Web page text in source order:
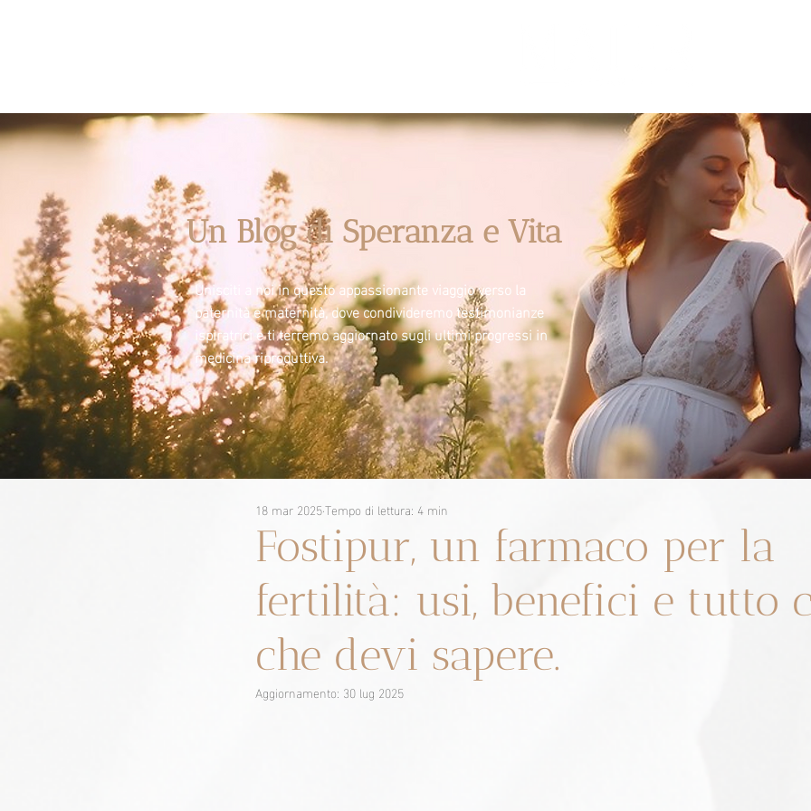
Un Blog di Speranza e Vita
Unisciti a noi in questo appassionante viaggio verso la
paternità e maternità, dove condivideremo testimonianze
ispiratrici e ti terremo aggiornato sugli ultimi progressi in
medicina riproduttiva.
Fostipur, un farmaco per la
fertilità: usi, benefici e tutto
che devi sapere.
18 mar 2025Tempo di lettura: 4 min
Aggiornamento: 30 lug 2025